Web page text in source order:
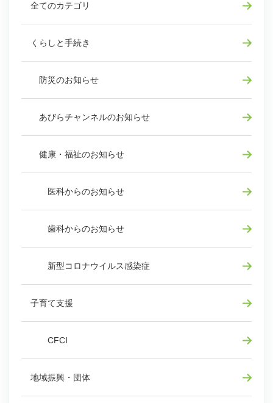
全てのカテゴリ
くらしと手続き
防災のお知らせ
あびらチャンネルのお知らせ
健康・福祉のお知らせ
医科からのお知らせ
歯科からのお知らせ
新型コロナウイルス感染症
子育て支援
CFCI
地域振興・団体